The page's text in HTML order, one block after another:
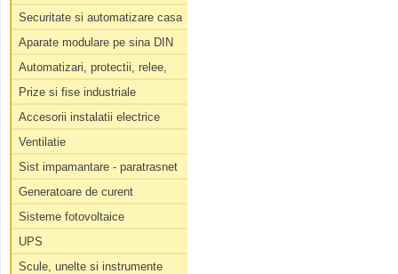
Securitate si automatizare casa
Aparate modulare pe sina DIN
Automatizari, protectii, relee,
Prize si fise industriale
Accesorii instalatii electrice
Ventilatie
Sist impamantare - paratrasnet
Generatoare de curent
Sisteme fotovoltaice
UPS
Scule, unelte si instrumente